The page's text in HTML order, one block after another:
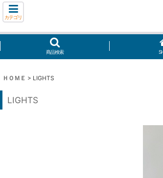
カテゴリ
商品検索
ＨＯＭＥ > LIGHTS
LIGHTS